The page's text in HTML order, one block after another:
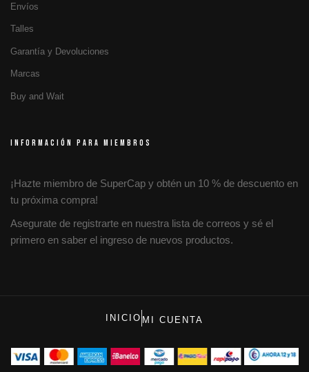
Envíos
Talles
Garantía y Devoluciones
Marcas
Buy and Wait
INFORMACIÓN PARA MIEMBROS
¡Hazte miembro de SuperCap y obtén un 10 % de descuento en
tu próxima compra!
Asegurate de registrarte en nuestra lista de correos y sé el
primero en saber el ingreso de nuevos productos.
INICIO MI CUENTA